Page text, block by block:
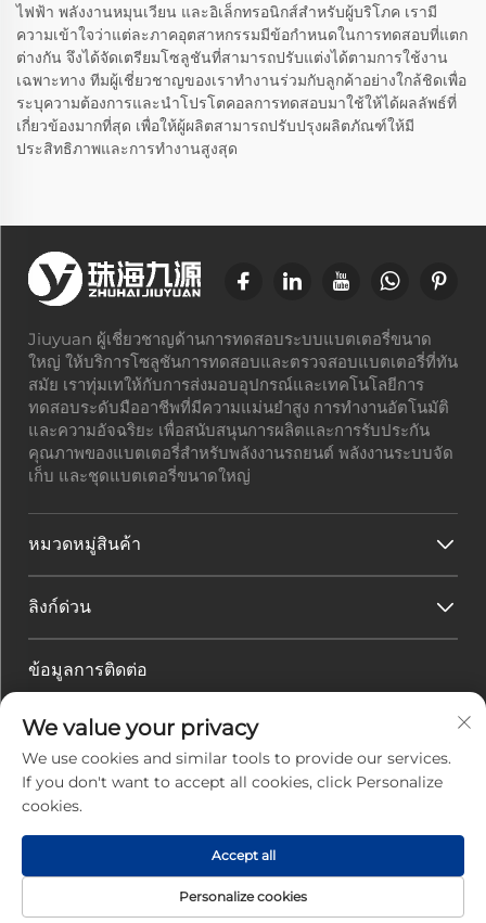
ไฟฟ้า พลังงานหมุนเวียน และอิเล็กทรอนิกส์สำหรับผู้บริโภค เรามี
ความเข้าใจว่าแต่ละภาคอุตสาหกรรมมีข้อกำหนดในการทดสอบที่แตก
ต่างกัน จึงได้จัดเตรียมโซลูชันที่สามารถปรับแต่งได้ตามการใช้งาน
เฉพาะทาง ทีมผู้เชี่ยวชาญของเราทำงานร่วมกับลูกค้าอย่างใกล้ชิดเพื่อ
ระบุความต้องการและนำโปรโตคอลการทดสอบมาใช้ให้ได้ผลลัพธ์ที่
เกี่ยวข้องมากที่สุด เพื่อให้ผู้ผลิตสามารถปรับปรุงผลิตภัณฑ์ให้มี
ประสิทธิภาพและการทำงานสูงสุด
Jiuyuan ผู้เชี่ยวชาญด้านการทดสอบระบบแบตเตอรี่ขนาด
ใหญ่ ให้บริการโซลูชันการทดสอบและตรวจสอบแบตเตอรี่ที่ทัน
สมัย เราทุ่มเทให้กับการส่งมอบอุปกรณ์และเทคโนโลยีการ
ทดสอบระดับมืออาชีพที่มีความแม่นยำสูง การทำงานอัตโนมัติ
และความอัจฉริยะ เพื่อสนับสนุนการผลิตและการรับประกัน
คุณภาพของแบตเตอรี่สำหรับพลังงานรถยนต์ พลังงานระบบจัด
เก็บ และชุดแบตเตอรี่ขนาดใหญ่
หมวดหมู่สินค้า
ลิงก์ด่วน
ข้อมูลการติดต่อ
เมืองจูไห่ มณฑลกวางตุ้ง ประเทศจีน
อีเมล : [email protected]
โทรศัพท์ : +86-0756-3616108
สงวนลิขสิทธิ์ © 2025 โดยบริษัทจูไห่จิ่วหยวน พาวเวอร์ อิเล็ก
ทรอนิกส เทคโนโลยี จำกัด |นโยบายความเป็นส่วนตัว
We value your privacy
We use cookies and similar tools to provide our services.
If you don't want to accept all cookies, click Personalize
cookies.
Personalize cookies
Accept all